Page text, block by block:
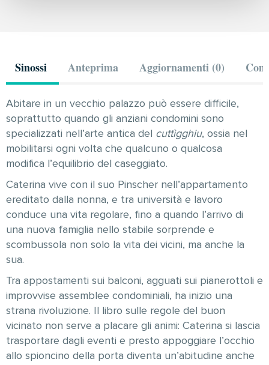
Sinossi Anteprima Aggiornamenti (0)
Abitare in un vecchio palazzo può essere difficile,
soprattutto quando gli anziani condomini sono
specializzati nell’arte antica del cuttìgghiu, ossia nel
mobilitarsi ogni volta che qualcuno o qualcosa
modifica l’equilibrio del caseggiato.
Caterina vive con il suo Pinscher nell’appartamento
ereditato dalla nonna, e tra università e lavoro
conduce una vita regolare, fino a quando l’arrivo di
una nuova famiglia nello stabile sorprende e
scombussola non solo la vita dei vicini, ma anche la
sua.
Tra appostamenti sui balconi, agguati sui pianerottoli e
improvvise assemblee condominiali, ha inizio una
strana rivoluzione. Il libro sulle regole del buon
vicinato non serve a placare gli animi: Caterina si lascia
trasportare dagli eventi e presto appoggiare l’occhio
allo spioncino della porta diventa un’abitudine anche